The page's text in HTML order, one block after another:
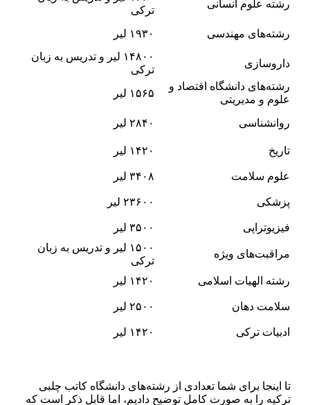
رشته علوم انسانی
ترکی
رشته‌های مهندسی
۱۹۳۰ لیر
داروسازی
۱۴۸۰۰ لیر و تدریس به زبان
ترکی
رشته‌های دانشگاه اقتصاد و
علوم و مدیریتی
۱۵۶۵ لیر
روانشناسی ۲۸۴۰ لیر
تاریخ ۱۴۲۰ لیر
علوم سلامت ۳۴۰۸ لیر
پزشکی ۲۳۶۰۰ لیر
فیزیوتراپی ۳۵۰۰ لیر
مراقبت‌های ویژه
۱۵۰۰ لیر و تدریس به زبان
ترکی
رشته الهیات اسلامی
۱۴۲۰ لیر
سلامت دهان ۲۵۰۰ لیر
ادبیات ترکی ۱۴۲۰ لیر
تا اینجا برای شما تعدادی از رشته‌های دانشگاه کاتب چلبی
ترکیه را به صورت کامل توضیح دادیم، اما قابل ذکر است که